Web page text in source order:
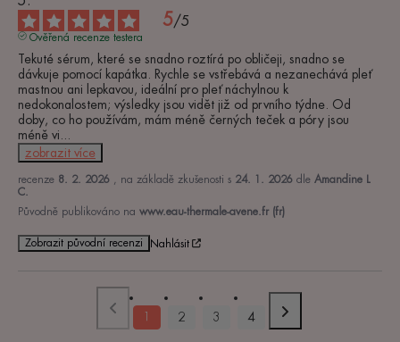
5/5
Ověřená recenze testera
Tekuté sérum, které se snadno roztírá po obličeji, snadno se
dávkuje pomocí kapátka. Rychle se vstřebává a nezanechává pleť
mastnou ani lepkavou, ideální pro pleť náchylnou k
nedokonalostem; výsledky jsou vidět již od prvního týdne. Od
doby, co ho používám, mám méně černých teček a póry jsou
méně vi
zobrazit více
recenze 8. 2. 2026 , na základě zkušenosti s 24. 1. 2026 dle Amandine L
C.
Původně publikováno na www.eau-thermale-avene.fr (fr)
Zobrazit původní recenzi Nahlásit
2 3 4